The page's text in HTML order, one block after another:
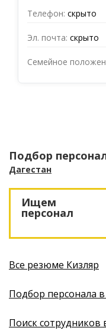
Телефон: скрыто
Эл. почта: скрыто
Семейное
Подбор
Дагестан
Ищем
персонал
Все резюме Кизляр
Подбор персонала
Поиск сотрудников